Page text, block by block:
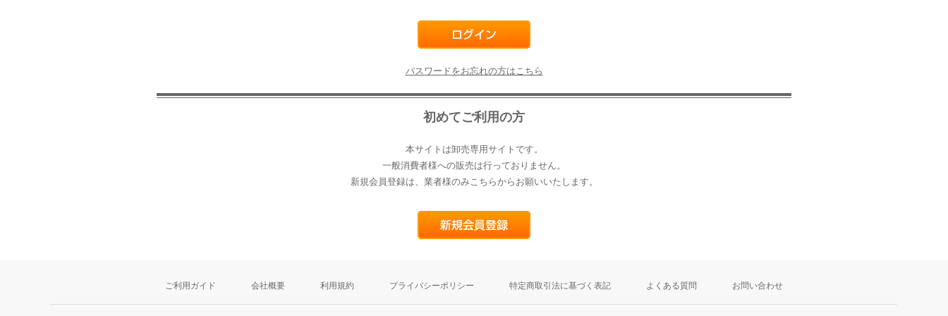
パスワードをお忘れの方はこちら
初めてご利用の方
本サイトは卸売専用サイトです。
一般消費者様への販売は行っておりません。
新規会員登録は、業者様のみこちらからお願いいたします。
ご利用ガイド 会社概要 利用規約 プライバシーポリシー 特定商取引法に基づく表記 よくある質問 お問い合わせ